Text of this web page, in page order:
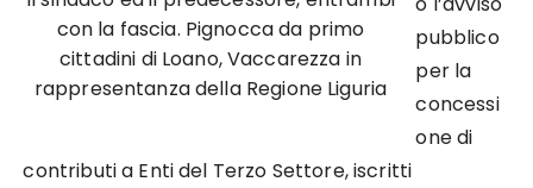
con la fascia. Pignocca da primo
cittadini di Loano, Vaccarezza in
rappresentanza della Regione Liguria
pubblico
per la
concessi
one di
contributi a Enti del Terzo Settore, iscritti